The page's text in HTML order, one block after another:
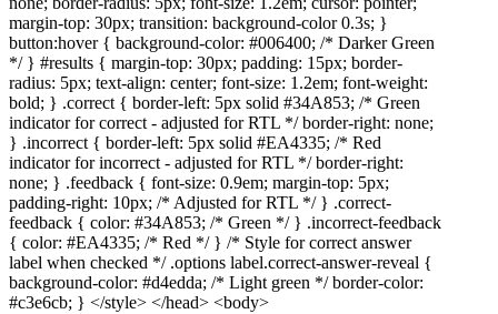
margin-top: 30px; transition: background-color 0.3s; }
button:hover { background-color: #006400; /* Darker Green
*/ } #results { margin-top: 30px; padding: 15px; border-
radius: 5px; text-align: center; font-size: 1.2em; font-weight:
bold; } .correct { border-left: 5px solid #34A853; /* Green
indicator for correct - adjusted for RTL */ border-right: none;
} .incorrect { border-left: 5px solid #EA4335; /* Red
indicator for incorrect - adjusted for RTL */ border-right:
none; } .feedback { font-size: 0.9em; margin-top: 5px;
padding-right: 10px; /* Adjusted for RTL */ } .correct-
feedback { color: #34A853; /* Green */ } .incorrect-feedback
{ color: #EA4335; /* Red */ } /* Style for correct answer
label when checked */ .options label.correct-answer-reveal {
background-color: #d4edda; /* Light green */ border-color:
#c3e6cb; } </style> </head> <body>